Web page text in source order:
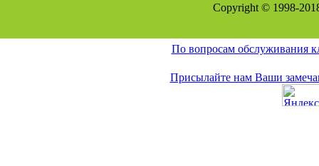
Copyright © 1998-
По вопросам обслуживания
Присылайте нам Ваши